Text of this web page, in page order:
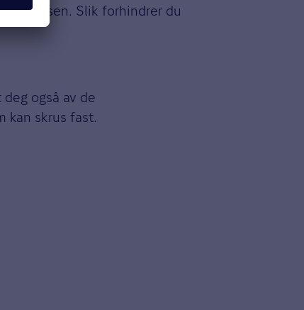
i boksen. Slik forhindrer du
også av de
kan skrus fast.